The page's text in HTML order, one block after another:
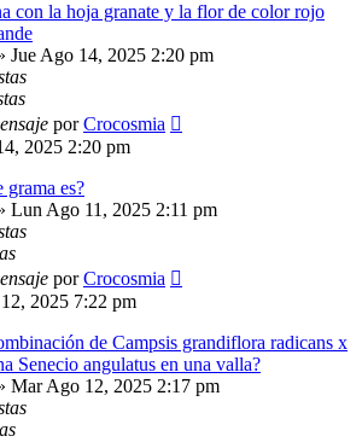
con la hoja granate y la flor de color rojo
Jue Ago 14, 2025 2:20 pm
porCrocosmia
2025 2:20 pm
grama es?
Lun Ago 11, 2025 2:11 pm
porCrocosmia
2025 7:22 pm
de Campsis grandiflora radicans x
Senecio angulatus en una valla?
Mar Ago 12, 2025 2:17 pm